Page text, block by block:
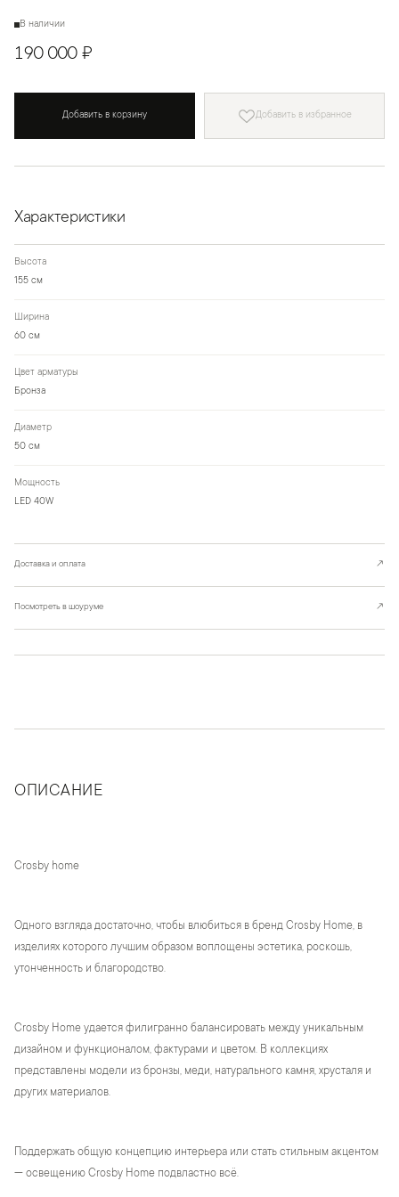
В наличии
190 000 ₽
Добавить в корзину Добавить в избранное
Характеристики
Высота
155 см
Ширина
60 см
Цвет арматуры
Бронза
Диаметр
50 см
Мощность
LED 40W
Доставка и оплата ↗
Посмотреть в шоуруме ↗
ОПИСАНИЕ
Crosby home
Одного взгляда достаточно, чтобы влюбиться в бренд Crosby Home, в
изделиях которого лучшим образом воплощены эстетика, роскошь,
утонченность и благородство.
Crosby Home удается филигранно балансировать между уникальным
дизайном и функционалом, фактурами и цветом. В коллекциях
представлены модели из бронзы, меди, натурального камня, хрусталя и
других материалов.
Поддержать общую концепцию интерьера или стать стильным акцентом
— освещению Crosby Home подвластно всё.